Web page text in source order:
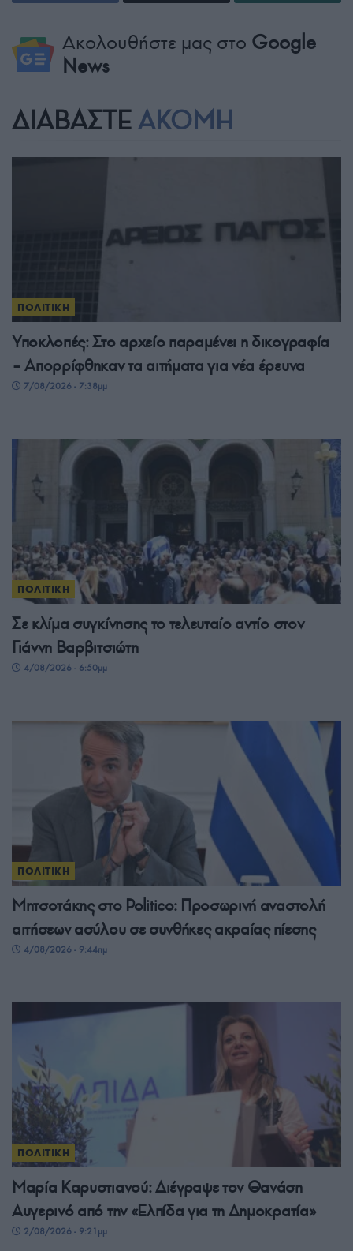
Ακολουθήστε μας στο Google
News
ΔΙΑΒΑΣΤΕ ΑΚΟΜΗ
ΠΟΛΙΤΙΚΗ
Υποκλοπές: Στο αρχείο παραμένει η δικογραφία
– Απορρίφθηκαν τα αιτήματα για νέα έρευνα
7/08/2026 - 7:38μμ
ΠΟΛΙΤΙΚΗ
Σε κλίμα συγκίνησης το τελευταίο αντίο στον
Γιάννη Βαρβιτσιώτη
4/08/2026 - 6:50μμ
ΠΟΛΙΤΙΚΗ
Μητσοτάκης στο Politico: Προσωρινή αναστολή
αιτήσεων ασύλου σε συνθήκες ακραίας πίεσης
4/08/2026 - 9:44πμ
ΠΟΛΙΤΙΚΗ
Μαρία Καρυστιανού: Διέγραψε τον Θανάση
Αυγερινό από την «Ελπίδα για τη Δημοκρατία»
2/08/2026 - 9:21μμ